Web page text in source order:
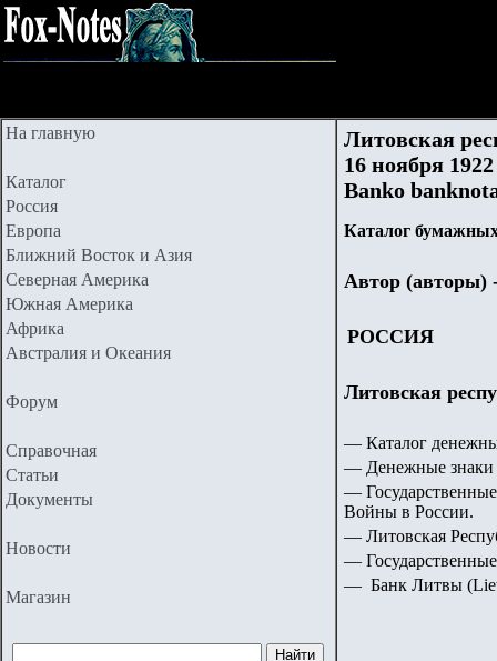
На главную
Каталог
Россия
Европа
Ближний Восток и Азия
Северная Америка
Южная Америка
Африка
Австралия и Океания
Форум
Справочная
Статьи
Документы
Новости
Магазин
Литовская
16 ноября
Banko
Каталог
Автор (авторы)
РОССИЯ
Литовская
— Каталог
— Денежные знаки
—
Войны в России.
— Литовская
—
— Банк Литвы